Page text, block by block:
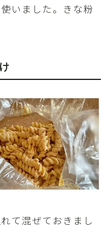
いました。きな粉
て混ぜておきまし